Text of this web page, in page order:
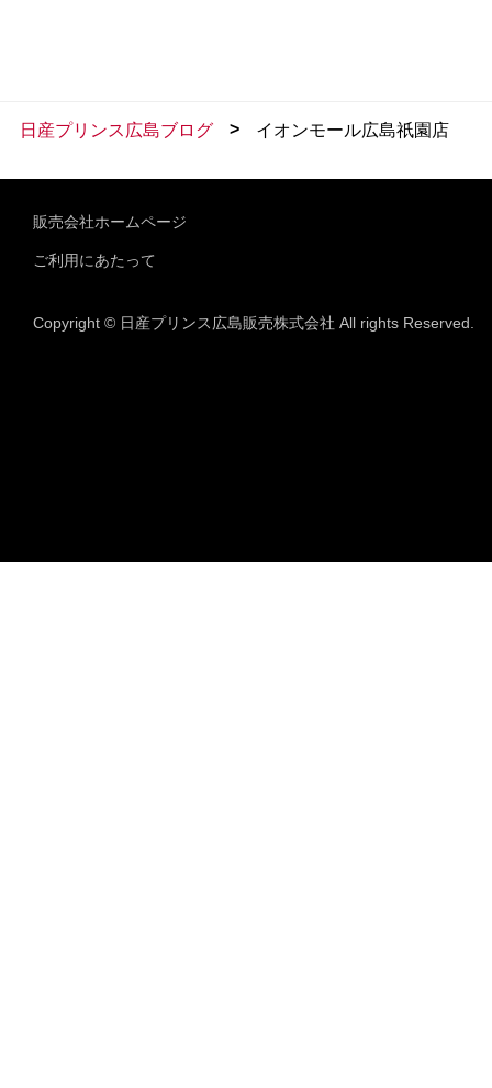
日産プリンス広島ブログ > イオンモール広島祇園店
販売会社ホームページ
ご利用にあたって
Copyright © 日産プリンス広島販売株式会社 All rights Reserved.